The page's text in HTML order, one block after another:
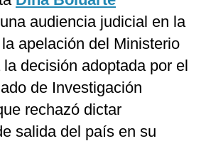
audiencia judicial en la
apelación del Ministerio
decisión adoptada por el
de Investigación
rechazó dictar
salida del país en su